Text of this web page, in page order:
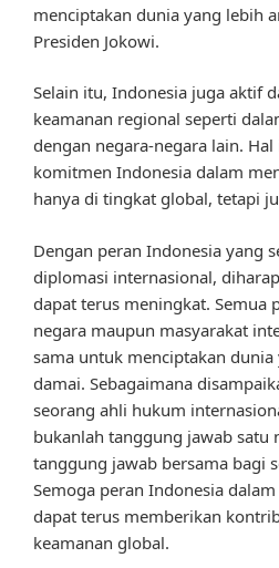
menciptakan dunia yang lebih
Presiden Jokowi.
Selain itu, Indonesia juga aktif
keamanan regional seperti
dengan negara-negara lain.
komitmen Indonesia dalam
hanya di tingkat global, tetapi
Dengan peran Indonesia yang
diplomasi internasional,
dapat terus meningkat. Semua
negara maupun masyarakat
sama untuk menciptakan
damai. Sebagaimana
seorang ahli hukum
bukanlah tanggung jawab satu
tanggung jawab bersama bagi
Semoga peran Indonesia
dapat terus memberikan
keamanan global.